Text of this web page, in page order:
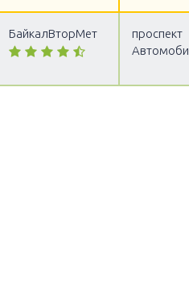
БайкалВторМет
проспект